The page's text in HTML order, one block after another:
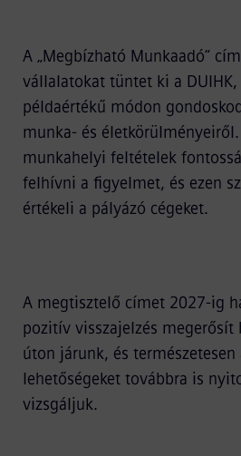
A „Megbízható Munkaadó“
vállalatokat tüntet ki a
példaértékű módon
munka- és
munkahelyi feltételek
felhívni a figyelmet, és ezen
értékeli a pályázó cégeket.
A megtisztelő címet 2027-ig
pozitív visszajelzés megerősít
úton járunk, és természetesen
lehetőségeket továbbra is
vizsgáljuk.